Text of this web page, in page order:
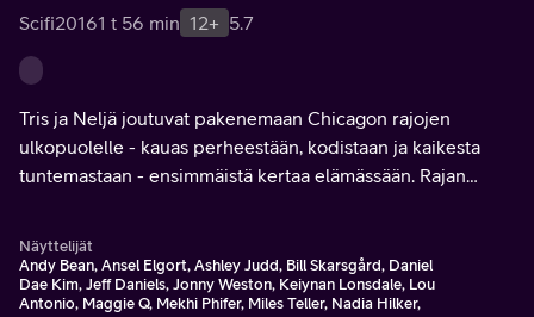
Scifi20161 t 56 min 12+ 5.7
Tris ja Neljä joutuvat pakenemaan Chicagon rajojen
ulkopuolelle - kauas perheestään, kodistaan ja kaikesta
tuntemastaan - ensimmäistä kertaa elämässään. Rajan
Näyttelijät
Andy Bean, Ansel Elgort, Ashley Judd, Bill Skarsgård, Daniel
Dae Kim, Jeff Daniels, Jonny Weston, Keiynan Lonsdale, Lou
Antonio, Maggie Q, Mekhi Phifer, Miles Teller, Nadia Hilker,